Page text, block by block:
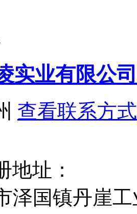
实业有限公司
查看联系方式
地址：
泽国镇丹崖